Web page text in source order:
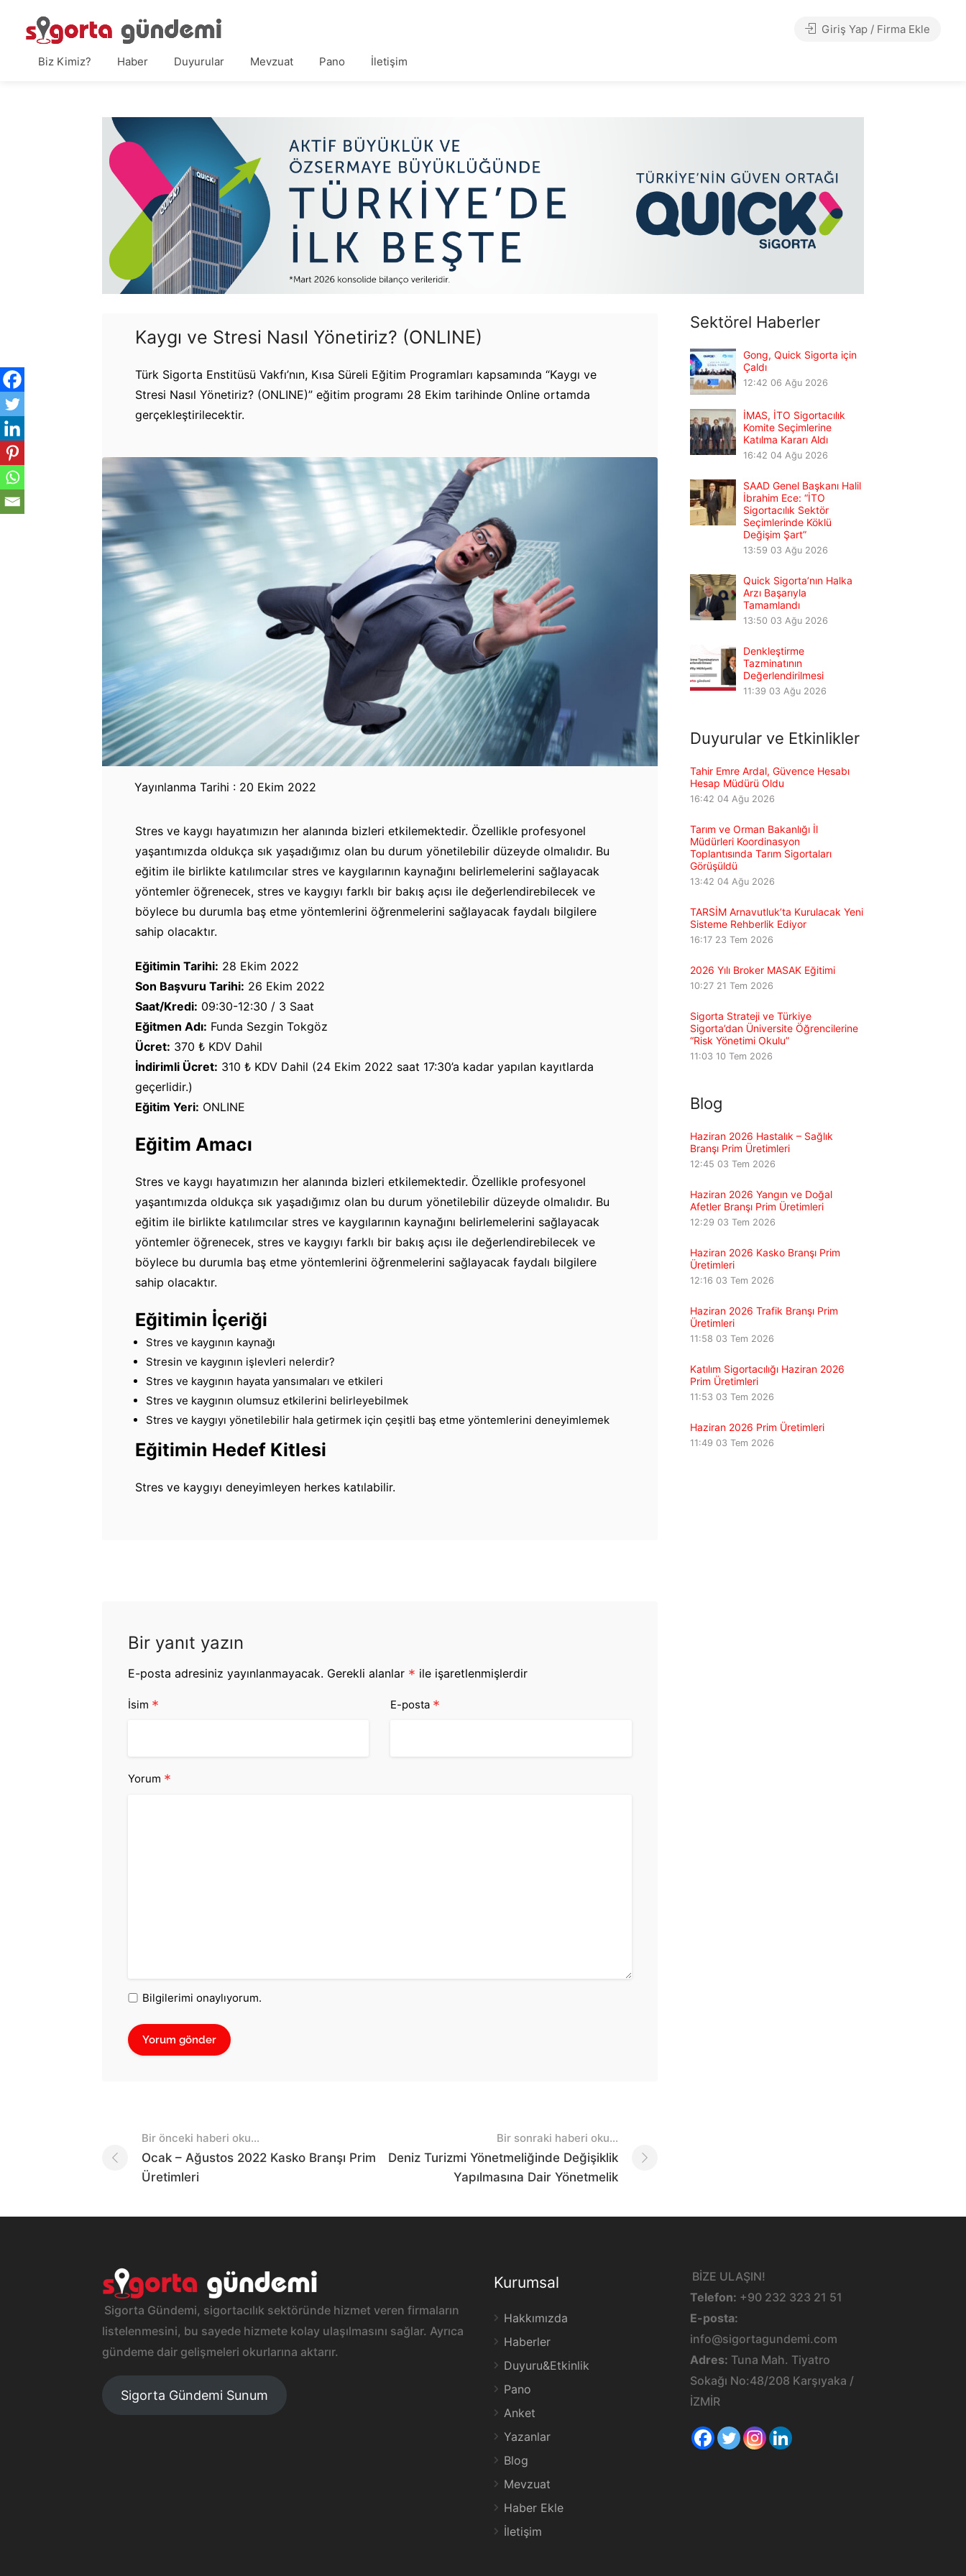
Biz Kimiz? Haber Duyurular Mevzuat Pano İletişim
Giriş Yap / Firma Ekle
Kaygı ve Stresi Nasıl Yönetiriz? (ONLINE)
Türk Sigorta Enstitüsü Vakfı’nın, Kısa Süreli Eğitim Programları kapsamında “Kaygı ve
Stresi Nasıl Yönetiriz? (ONLINE)” eğitim programı 28 Ekim tarihinde Online ortamda
gerçekleştirilecektir.
Yayınlanma Tarihi : 20 Ekim 2022
Stres ve kaygı hayatımızın her alanında bizleri etkilemektedir. Özellikle profesyonel
yaşantımızda oldukça sık yaşadığımız olan bu durum yönetilebilir düzeyde olmalıdır. Bu
eğitim ile birlikte katılımcılar stres ve kaygılarının kaynağını belirlemelerini sağlayacak
yöntemler öğrenecek, stres ve kaygıyı farklı bir bakış açısı ile değerlendirebilecek ve
böylece bu durumla baş etme yöntemlerini öğrenmelerini sağlayacak faydalı bilgilere
sahip olacaktır.
Eğitimin Tarihi: 28 Ekim 2022
Son Başvuru Tarihi: 26 Ekim 2022
Saat/Kredi: 09:30-12:30 / 3 Saat
Eğitmen Adı: Funda Sezgin Tokgöz
Ücret: 370 ₺ KDV Dahil
İndirimli Ücret: 310 ₺ KDV Dahil (24 Ekim 2022 saat 17:30’a kadar yapılan kayıtlarda
geçerlidir.)
Eğitim Yeri: ONLINE
Eğitim Amacı
Stres ve kaygı hayatımızın her alanında bizleri etkilemektedir. Özellikle profesyonel
yaşantımızda oldukça sık yaşadığımız olan bu durum yönetilebilir düzeyde olmalıdır. Bu
eğitim ile birlikte katılımcılar stres ve kaygılarının kaynağını belirlemelerini sağlayacak
yöntemler öğrenecek, stres ve kaygıyı farklı bir bakış açısı ile değerlendirebilecek ve
böylece bu durumla baş etme yöntemlerini öğrenmelerini sağlayacak faydalı bilgilere
sahip olacaktır.
Eğitimin İçeriği
Stres ve kaygının kaynağı
Stresin ve kaygının işlevleri nelerdir?
Stres ve kaygının hayata yansımaları ve etkileri
Stres ve kaygının olumsuz etkilerini belirleyebilmek
Stres ve kaygıyı yönetilebilir hala getirmek için çeşitli baş etme yöntemlerini deneyimlemek
Eğitimin Hedef Kitlesi
Stres ve kaygıyı deneyimleyen herkes katılabilir.
Bir yanıt yazın
E-posta adresiniz yayınlanmayacak. Gerekli alanlar * ile işaretlenmişlerdir
İsim * E-posta *
Yorum *
Bilgilerimi onaylıyorum.
Post
navigation
Bir önceki haberi oku...
Ocak – Ağustos 2022 Kasko Branşı Prim
Üretimleri
Bir sonraki haberi oku...
Deniz Turizmi Yönetmeliğinde Değişiklik
Yapılmasına Dair Yönetmelik
Sektörel Haberler
Gong, Quick Sigorta için
Çaldı
12:42 06 Ağu 2026
İMAS, İTO Sigortacılık
Komite Seçimlerine
Katılma Kararı Aldı
16:42 04 Ağu 2026
SAAD Genel Başkanı Halil
İbrahim Ece: “İTO
Sigortacılık Sektör
Seçimlerinde Köklü
Değişim Şart”
13:59 03 Ağu 2026
Quick Sigorta’nın Halka
Arzı Başarıyla
Tamamlandı
13:50 03 Ağu 2026
Denkleştirme
Tazminatının
Değerlendirilmesi
11:39 03 Ağu 2026
Duyurular ve Etkinlikler
Tahir Emre Ardal, Güvence Hesabı
Hesap Müdürü Oldu
16:42 04 Ağu 2026
Tarım ve Orman Bakanlığı İl
Müdürleri Koordinasyon
Toplantısında Tarım Sigortaları
Görüşüldü
13:42 04 Ağu 2026
TARSİM Arnavutluk’ta Kurulacak Yeni
Sisteme Rehberlik Ediyor
16:17 23 Tem 2026
2026 Yılı Broker MASAK Eğitimi
10:27 21 Tem 2026
Sigorta Strateji ve Türkiye
Sigorta’dan Üniversite Öğrencilerine
“Risk Yönetimi Okulu”
11:03 10 Tem 2026
Blog
Haziran 2026 Hastalık – Sağlık
Branşı Prim Üretimleri
12:45 03 Tem 2026
Haziran 2026 Yangın ve Doğal
Afetler Branşı Prim Üretimleri
12:29 03 Tem 2026
Haziran 2026 Kasko Branşı Prim
Üretimleri
12:16 03 Tem 2026
Haziran 2026 Trafik Branşı Prim
Üretimleri
11:58 03 Tem 2026
Katılım Sigortacılığı Haziran 2026
Prim Üretimleri
11:53 03 Tem 2026
Haziran 2026 Prim Üretimleri
11:49 03 Tem 2026
Sigorta Gündemi, sigortacılık sektöründe hizmet veren firmaların
listelenmesini, bu sayede hizmete kolay ulaşılmasını sağlar. Ayrıca
gündeme dair gelişmeleri okurlarına aktarır.
Sigorta Gündemi Sunum
Kurumsal
Hakkımızda
Haberler
Duyuru&Etkinlik
Pano
Anket
Yazanlar
Blog
Mevzuat
Haber Ekle
İletişim
BİZE ULAŞIN!
Telefon: +90 232 323 21 51
E-posta:
info@sigortagundemi.com
Adres: Tuna Mah. Tiyatro
Sokağı No:48/208 Karşıyaka /
İZMİR